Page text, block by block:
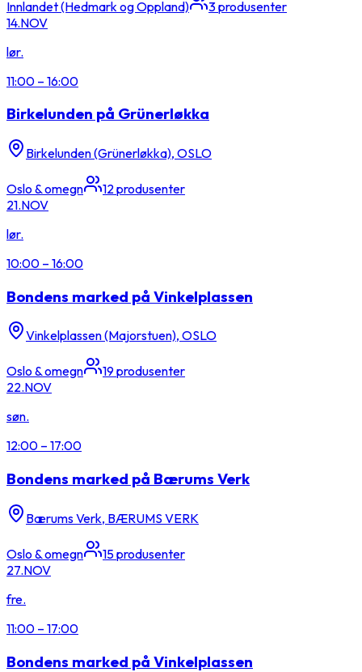
Innlandet (Hedmark og Oppland) 3produsenter
14.NOV
lør.
11:00 – 16:00
Birkelunden på Grünerløkka
Birkelunden (Grünerløkka), OSLO
Oslo & omegn 12produsenter
21.NOV
lør.
10:00 – 16:00
Bondens marked på Vinkelplassen
Vinkelplassen (Majorstuen), OSLO
Oslo & omegn 19produsenter
22.NOV
søn.
12:00 – 17:00
Bondens marked på Bærums Verk
Bærums Verk, BÆRUMS VERK
Oslo & omegn 15produsenter
27.NOV
fre.
11:00 – 17:00
Bondens marked på Vinkelplassen